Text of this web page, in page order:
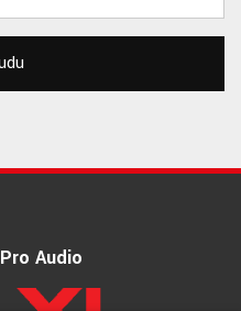
Pro Audio